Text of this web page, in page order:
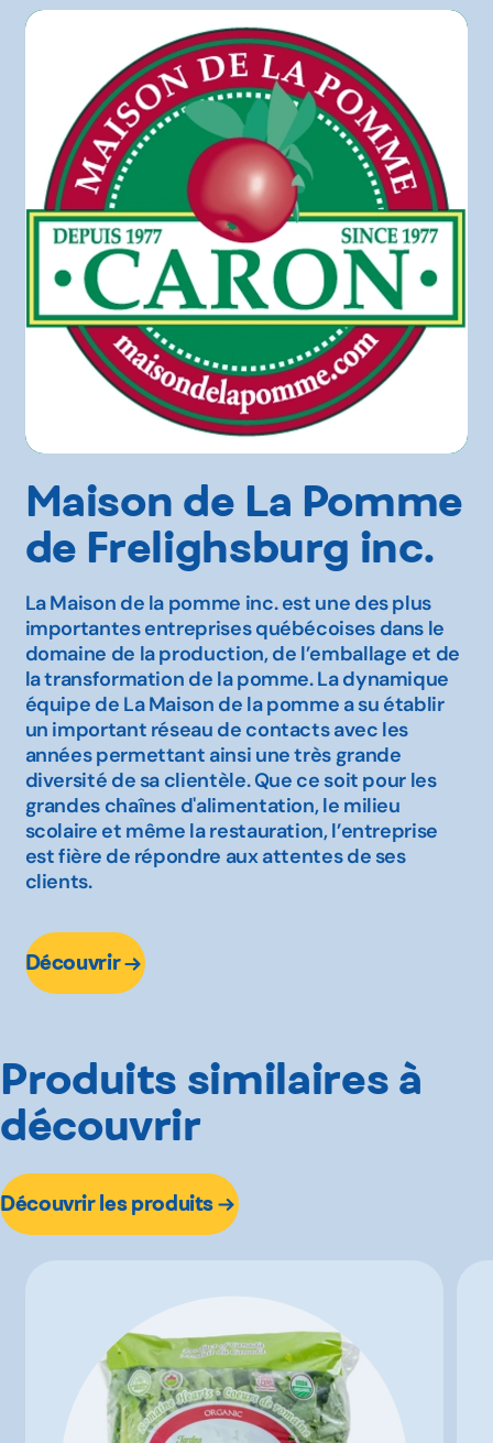
GFS
Hector Larivée
IGA
L'intermarché
Marchés Tradition
Maxi
Metro
Pasquier
Provigo
Rachelle-Béry
Super C
Sysco
Autre
Maison de La Pomme
de Frelighsburg inc.
La Maison de la pomme inc. est une des plus
importantes entreprises québécoises dans le
domaine de la production, de l’emballage et de
la transformation de la pomme. La dynamique
équipe de La Maison de la pomme a su établir
un important réseau de contacts avec les
années permettant ainsi une très grande
diversité de sa clientèle. Que ce soit pour les
grandes chaînes d'alimentation, le milieu
scolaire et même la restauration, l’entreprise
est fière de répondre aux attentes de ses
clients.
Découvrir
Produits similaires à
découvrir
Découvrir les produits